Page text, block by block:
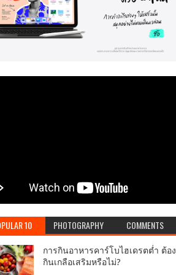
10 PHOTOGRAPHY COMMENTS
การกินอาหารคาร์โบไฮเดรตต่ำ ต้อง
กินเกลือเสริมหรือไม่?